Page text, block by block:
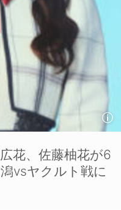
花、佐藤柚花が6
vsヤクルト戦に